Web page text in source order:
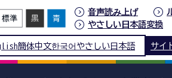
音声読み上げ
やさしい日本語変換
簡体中文한국어 やさしい日本語 サイ